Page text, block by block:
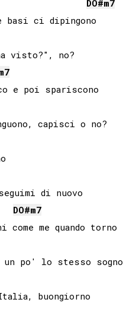
DO#m7
ci dipingono
visto?", no?
capisci o no?
di nuovo
DO#m7
po' lo stesso sogno
buongiorno